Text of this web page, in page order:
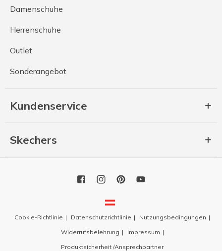
Damenschuhe
Herrenschuhe
Outlet
Sonderangebot
Kundenservice
Skechers
Cookie-Richtlinie Datenschutzrichtlinie
Nutzungsbedingungen
Widerrufsbelehrung
Impressum
Produktsicherheit /Ansprechpartner